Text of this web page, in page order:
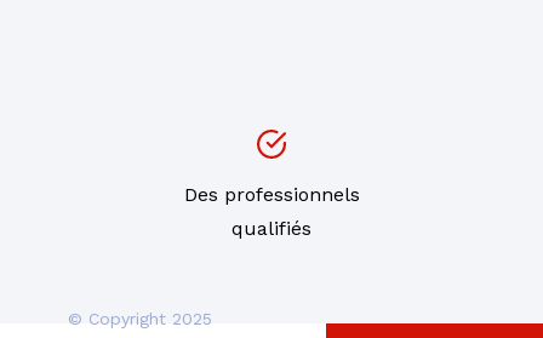
Des professionnels
qualifiés
© Copyright 2025